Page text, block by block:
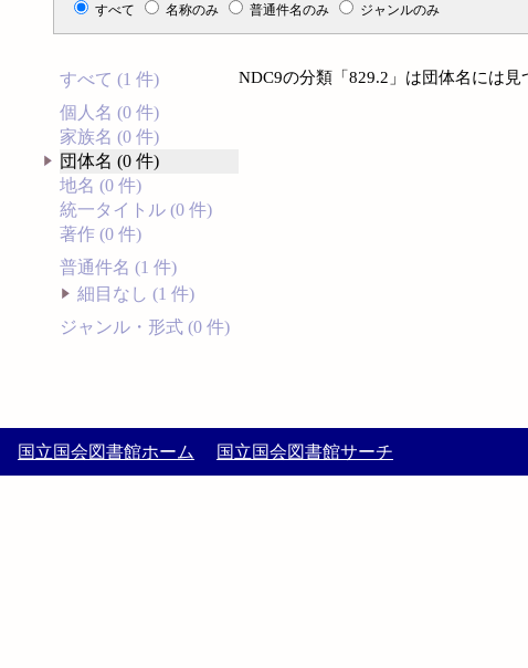
すべて 名称のみ 普通件名のみ ジャンルのみ
すべて (1 件)
個人名 (0 件)
家族名 (0 件)
団体名 (0 件)
地名 (0 件)
統一タイトル (0 件)
著作 (0 件)
普通件名 (1 件)
細目なし (1 件)
ジャンル・形式 (0 件)
NDC9の分類「829.2」は団体名には見
国立国会図書館ホーム 国立国会図書館サーチ